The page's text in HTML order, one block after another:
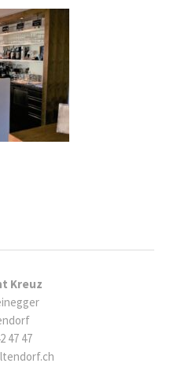
Kreuz
47 47